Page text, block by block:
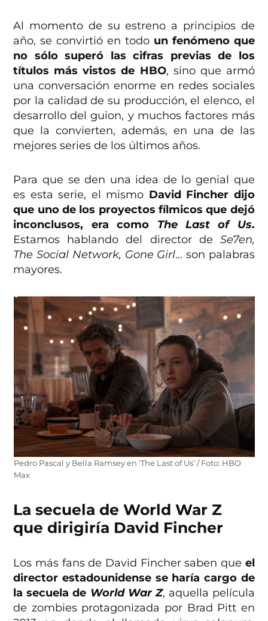
Al momento de su estreno a principios de
año, se convirtió en todo un fenómeno que
no sólo superó las cifras previas de los
títulos más vistos de HBO, sino que armó
una conversación enorme en redes sociales
por la calidad de su producción, el elenco, el
desarrollo del guion, y muchos factores más
que la convierten, además, en una de las
mejores series de los últimos años.
Para que se den una idea de lo genial que
es esta serie, el mismo David Fincher dijo
que uno de los proyectos fílmicos que dejó
inconclusos, era como The Last of Us.
Estamos hablando del director de Se7en,
The Social Network, Gone Girl… son palabras
mayores.
Pedro Pascal y Bella Ramsey en ‘The Last of Us’ / Foto: HBO
Max
La secuela de World War Z
que dirigiría David Fincher
Los más fans de David Fincher saben que el
director estadounidense se haría cargo de
la secuela de World War Z, aquella película
de zombies protagonizada por Brad Pitt en